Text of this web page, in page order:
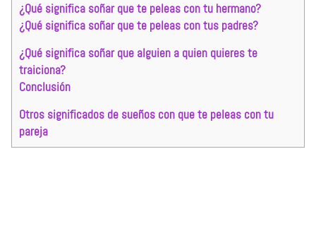
¿Qué significa soñar que te peleas con tu hermano?
¿Qué significa soñar que te peleas con tus padres?
¿Qué significa soñar que alguien a quien quieres te
traiciona?
Conclusión
Otros significados de sueños con que te peleas con tu
pareja